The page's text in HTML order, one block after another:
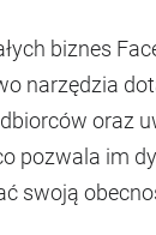
biznes
narzędzia
oraz
pozwala im
swoją